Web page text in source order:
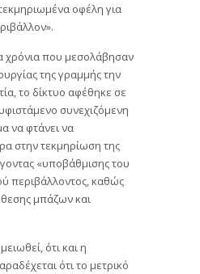
οφέλη για
χρόνια που μεσολάβησαν
της γραμμής την
το δίκτυο αφέθηκε σε
συνεχιζόμενη
να φτάνει να
στην τεκμηρίωση της
«υποβάθμισης του
περιβάλλοντος, καθώς
μπάζων και
ότι και η
ότι το μετρικό